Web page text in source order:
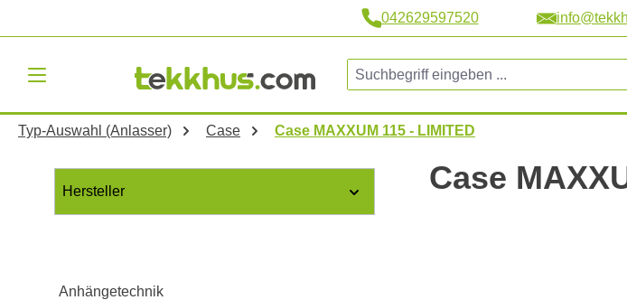
042629597520
Typ-Auswahl (Anlasser) Case Case MAXXUM 115 - LIMITED
Anhängetechnik
Hersteller Case